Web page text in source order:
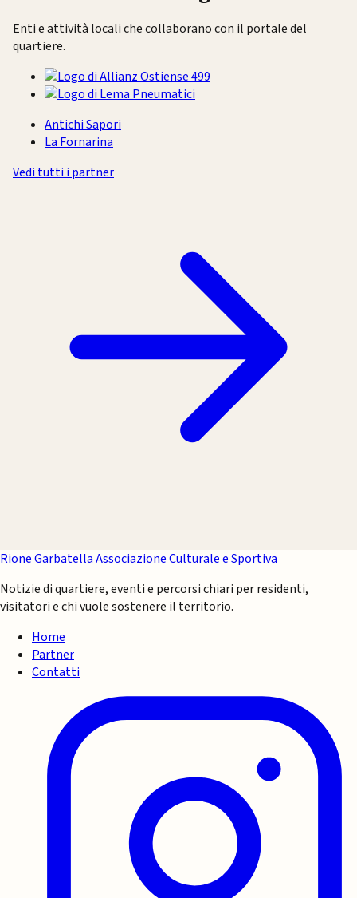
Enti e attività locali che collaborano con il portale del
quartiere.
Antichi Sapori
La Fornarina
Vedi tutti i partner
Rione GarbatellaAssociazione Culturale e Sportiva
Notizie di quartiere, eventi e percorsi chiari per residenti,
visitatori e chi vuole sostenere il territorio.
Home
Partner
Contatti